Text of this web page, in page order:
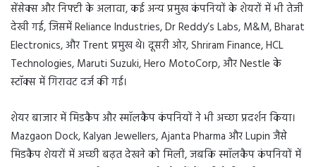
सेंसेक्स और निफ्टी के अलावा, कई अन्य प्रमुख कंपनियों के शेयरों में भी तेजी
देखी गई, जिसमें Reliance Industries, Dr Reddy’s Labs, M&M, Bharat
Electronics, और Trent प्रमुख थे। दूसरी ओर, Shriram Finance, HCL
Technologies, Maruti Suzuki, Hero MotoCorp, और Nestle के
स्टॉक्स में गिरावट दर्ज की गई।
शेयर बाजार में मिडकैप और स्मॉलकैप कंपनियों ने भी अच्छा प्रदर्शन किया।
Mazgaon Dock, Kalyan Jewellers, Ajanta Pharma और Lupin जैसे
मिडकैप शेयरों में अच्छी बढ़त देखने को मिली, जबकि स्मॉलकैप कंपनियों में